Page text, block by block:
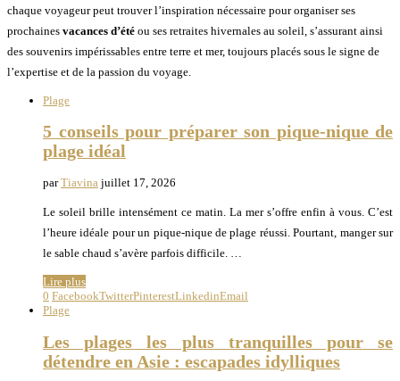
chaque voyageur peut trouver l’inspiration nécessaire pour organiser ses
prochaines vacances d’été ou ses retraites hivernales au soleil, s’assurant ainsi
des souvenirs impérissables entre terre et mer, toujours placés sous le signe de
l’expertise et de la passion du voyage.
Plage
5 conseils pour préparer son pique-nique de
plage idéal
parTiavina juillet 17, 2026
Le soleil brille intensément ce matin. La mer s’offre enfin à vous. C’est
l’heure idéale pour un pique-nique de plage réussi. Pourtant, manger sur
le sable chaud s’avère parfois difficile. …
Lire plus
0 FacebookTwitterPinterestLinkedinEmail
Plage
Les plages les plus tranquilles pour se
détendre en Asie : escapades idylliques